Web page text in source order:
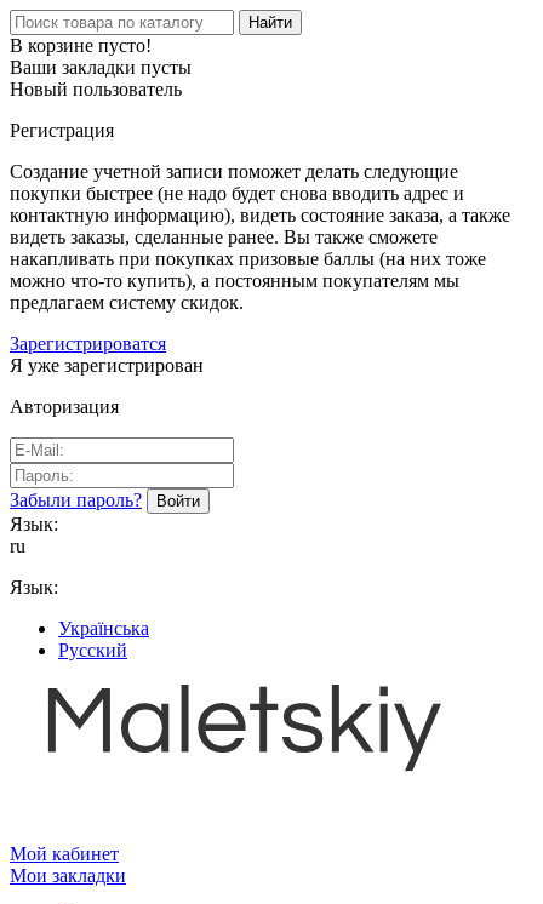
Найти
В корзине пусто!
Ваши закладки пусты
Новый пользователь
Регистрация
Создание учетной записи поможет делать следующие
покупки быстрее (не надо будет снова вводить адрес и
контактную информацию), видеть состояние заказа, а также
видеть заказы, сделанные ранее. Вы также сможете
накапливать при покупках призовые баллы (на них тоже
можно что-то купить), а постоянным покупателям мы
предлагаем систему скидок.
Зарегистрироватся
Я уже зарегистрирован
Авторизация
Забыли пароль?
Язык:
ru
Язык:
Українська
Русский
Мой кабинет
Мои закладки